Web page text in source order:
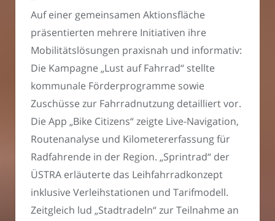
Auf einer gemeinsamen Aktionsfläche
präsentierten mehrere Initiativen ihre
Mobilitätslösungen praxisnah und informativ:
Die Kampagne „Lust auf Fahrrad“ stellte
kommunale Förderprogramme sowie
Zuschüsse zur Fahrradnutzung detailliert vor.
Die App „Bike Citizens“ zeigte Live-Navigation,
Routenanalyse und Kilometererfassung für
Radfahrende in der Region. „Sprintrad“ der
ÜSTRA erläuterte das Leihfahrradkonzept
inklusive Verleihstationen und Tarifmodell.
Zeitgleich lud „Stadtradeln“ zur Teilnahme an